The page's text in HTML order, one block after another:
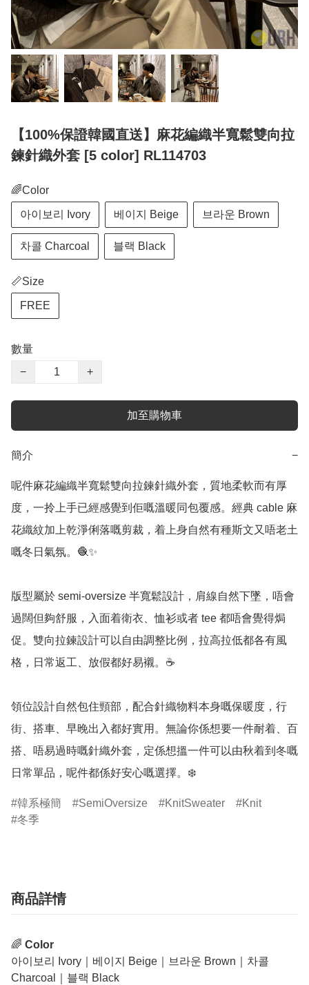
【100%保證韓國直送】麻花編織半寬鬆雙向拉
鍊針織外套 [5 color] RL114703
🌈Color
아이보리 Ivory 베이지 Beige 브라운 Brown
차콜 Charcoal 블랙 Black
📏Size
FREE
數量
−
+
加至購物車
簡介 −
呢件麻花編織半寬鬆雙向拉鍊針織外套，質地柔軟而有厚
度，一拎上手已經感覺到佢嘅溫暖同包覆感。經典 cable 麻
花織紋加上乾淨俐落嘅剪裁，着上身自然有種斯文又唔老土
嘅冬日氣氛。🧶✨
版型屬於 semi-oversize 半寬鬆設計，肩線自然下墜，唔會
過闊但夠舒服，入面着衛衣、恤衫或者 tee 都唔會覺得焗
促。雙向拉鍊設計可以自由調整比例，拉高拉低都各有風
格，日常返工、放假都好易襯。☕
領位設計自然包住頸部，配合針織物料本身嘅保暖度，行
街、搭車、早晚出入都好實用。無論你係想要一件耐着、百
搭、唔易過時嘅針織外套，定係想搵一件可以由秋着到冬嘅
日常單品，呢件都係好安心嘅選擇。❄️
韓系極簡 SemiOversize KnitSweater
Knit
冬季
商品詳情
🌈 Color
아이보리 Ivory｜베이지 Beige｜브라운 Brown｜차콜
Charcoal｜블랙 Black